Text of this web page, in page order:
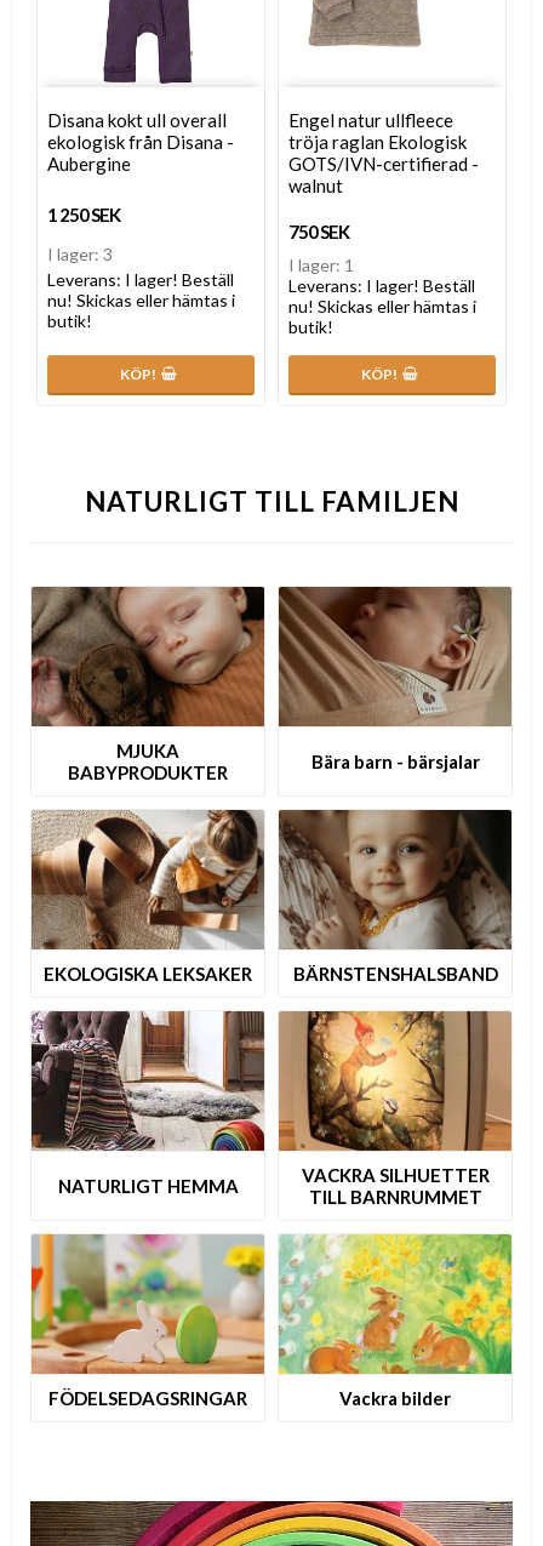
Disana kokt ull overall
ekologisk från Disana -
Aubergine
1 250 SEK
I lager: 3
Leverans: I lager! Beställ
nu! Skickas eller hämtas i
butik!
KÖP!
Engel natur ullfleece
tröja raglan Ekologisk
GOTS/IVN-certifierad -
walnut
750 SEK
I lager: 1
Leverans: I lager! Beställ
nu! Skickas eller hämtas i
butik!
KÖP!
NATURLIGT TILL FAMILJEN
MJUKA
BABYPRODUKTER
Bära barn - bärsjalar
EKOLOGISKA LEKSAKER B­Ä­R­N­S­T­E­N­S­H­A­L­S­B­A­N­D
NATURLIGT HEMMA
VACKRA SILHUETTER
TILL BARNRUMMET
F­Ö­D­E­L­S­E­D­A­G­S­R­I­N­G­A­R Vackra bilder